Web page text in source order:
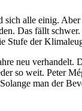
alle einig.
Das fällt
Stufe der
neu verhandelt.
so weit. Peter
man der